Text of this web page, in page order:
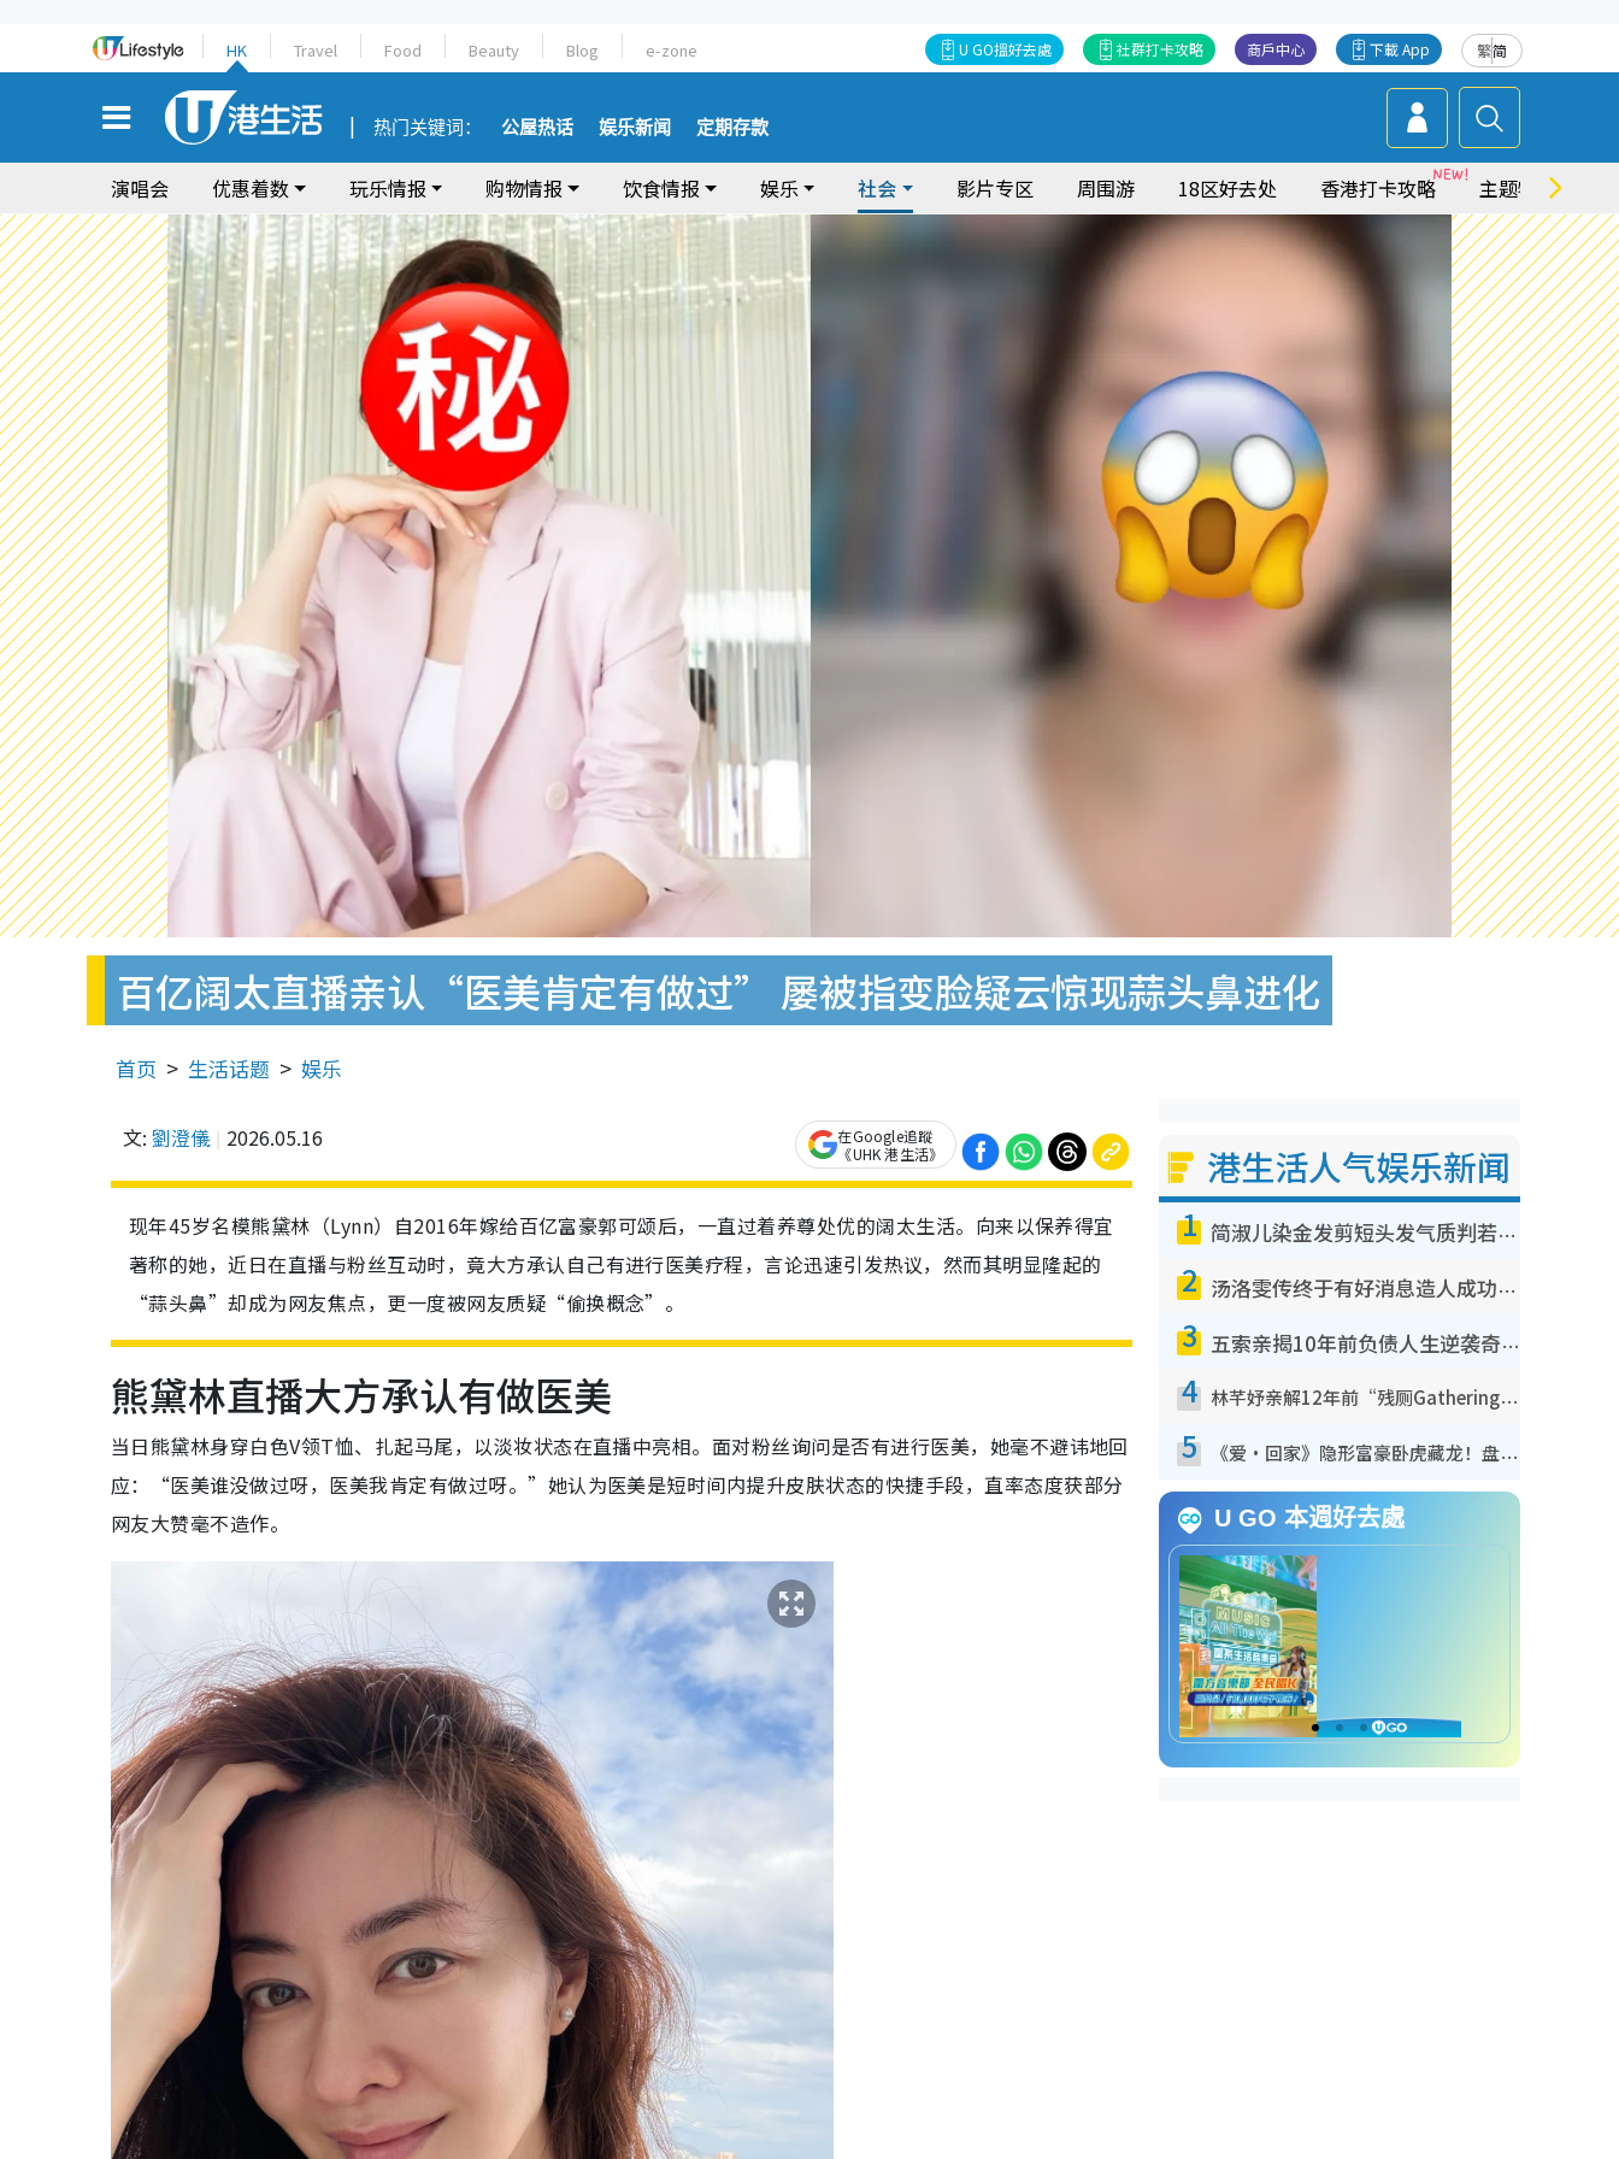
HK Travel Food Beauty Blog e-zone 繁简
下載 App
商戶中心
社群打卡攻略
U GO搵好去處
热门关键词： 公屋热话 娱乐新闻 定期存款
演唱会 优惠着数 玩乐情报 购物情报 饮食情报 娱乐 社会 影片专区 周围游 18区好去处 香港打卡攻略 主题特集
百亿阔太直播亲认“医美肯定有做过” 屡被指变脸疑云惊现蒜头鼻进化
首页 生活话题 娱乐
文: 劉澄儀 2026.05.16
在Google追蹤
《UHK 港生活》
现年45岁名模熊黛林（Lynn）自2016年嫁给百亿富豪郭可颂后，一直过着养尊处优的阔太生活。向来以保养得宜
著称的她，近日在直播与粉丝互动时，竟大方承认自己有进行医美疗程，言论迅速引发热议，然而其明显隆起的
“蒜头鼻”却成为网友焦点，更一度被网友质疑“偷换概念”。
熊黛林直播大方承认有做医美
当日熊黛林身穿白色V领T恤、扎起马尾，以淡妆状态在直播中亮相。面对粉丝询问是否有进行医美，她毫不避讳地回
应：“医美谁没做过呀，医美我肯定有做过呀。”她认为医美是短时间内提升皮肤状态的快捷手段，直率态度获部分
网友大赞毫不造作。
港生活人气娱乐新闻
1 简淑儿染金发剪短头发气质判若两人！吓坏老公麦大力都认不出：“你做什么？”
2 汤洛雯传终于有好消息造人成功！两大细节曝孕味极浓引猜测：大肚婆先会咁！
3 五索亲揭10年前负债人生逆袭奇迹！全靠去一地方转运后即遇上马先生
4 林芊妤亲解12年前“残厕Gathering”真相！高层解约一句话重创尊严，至今拒返TVB
5 《爱·回家》隐形富豪卧虎藏龙！盘点12位财气逼人的有钱艺人：这位美女3亿身家不愁做
U GO 本週好去處